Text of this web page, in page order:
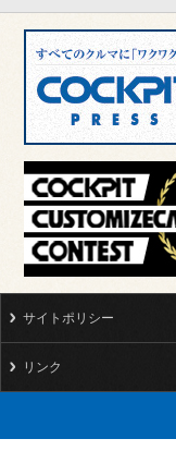
サイトポリシー
リンク